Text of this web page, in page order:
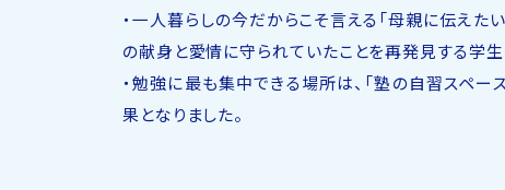
・一人暮らしの今だからこそ言える「母親に伝えた
の献身と愛情に守られていたことを再発見する学生
・勉強に最も集中できる場所は、「塾の自習スペー
果となりました。